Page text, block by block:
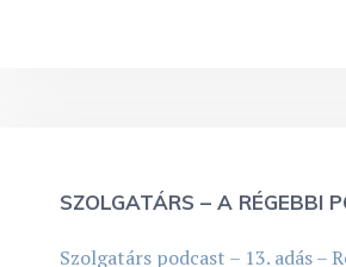
SZOLGATÁRS – A RÉGEBBI
Szolgatárs podcast – 13. adás –